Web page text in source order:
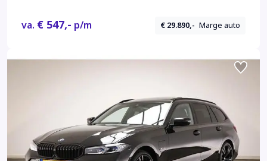
va. € 547,- p/m € 29.890,- Marge auto